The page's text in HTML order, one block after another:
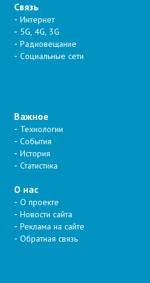
Связь
Интернет
5G, 4G, 3G
Радиовещание
Социальные сети
Важное
Технологии
События
История
Статистика
О нас
О проекте
Новости сайта
Реклама на сайте
Обратная связь